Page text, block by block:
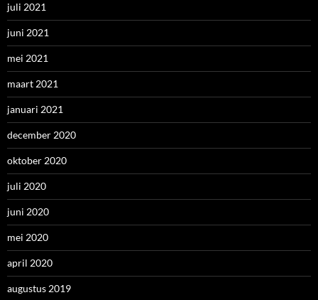
juli 2021
juni 2021
mei 2021
maart 2021
januari 2021
december 2020
oktober 2020
juli 2020
juni 2020
mei 2020
april 2020
augustus 2019